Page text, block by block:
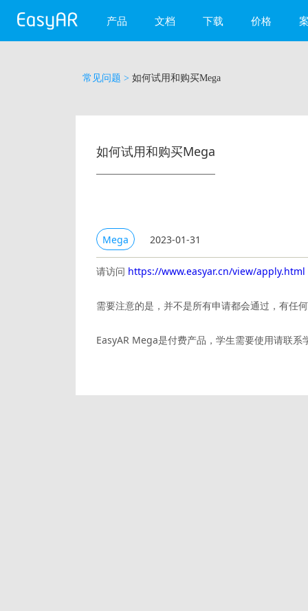
产品
EasyAR Sense
文档 下载 价格
常见问题 > 如何试用和购买Mega
如何试用和购买Mega
Mega 2023-01-31
请访问 https://www.easyar.cn/view/apply.html
需要注意的是，并不是所有申请都会通过，有任
EasyAR Mega是付费产品，学生需要使用请联系